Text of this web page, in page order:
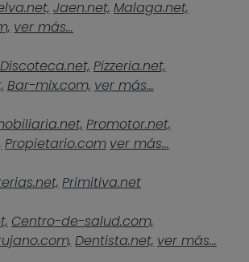
Jaen.net, Malaga.net,
ver más...
Discoteca.net, Pizzeria.net,
Bar-mix.com, ver más...
Promotor.net,
Propietario.com ver más...
Primitiva.net
Centro-de-salud.com,
Dentista.net, ver más...